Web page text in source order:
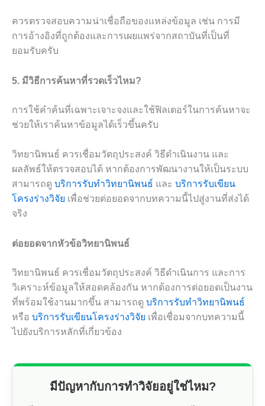
ควรตรวจสอบความน่าเชื่อถือของแหล่งข้อมูล เช่น การมี
การอ้างอิงที่ถูกต้องและการเผยแพร่จากสถาบันที่เป็นที่
ยอมรับครับ
5. มีวิธีการค้นหาที่รวดเร็วไหม?
การใช้คำค้นที่เฉพาะเจาะจงและใช้ฟิลเตอร์ในการค้นหาจะ
ช่วยให้เราค้นหาข้อมูลได้เร็วขึ้นครับ
วิทยานิพนธ์ ควรเชื่อมวัตถุประสงค์ วิธีดำเนินงาน และ
ผลลัพธ์ให้ตรวจสอบได้ หากต้องการพัฒนางานให้เป็นระบบ
สามารถดู บริการรับทำวิทยานิพนธ์ และ บริการรับเขียน
โครงร่างวิจัย เพื่อช่วยต่อยอดจากบทความนี้ไปสู่งานที่ส่งได้
จริง
ต่อยอดจากหัวข้อวิทยานิพนธ์
วิทยานิพนธ์ ควรเชื่อมวัตถุประสงค์ วิธีดำเนินการ และการ
วิเคราะห์ข้อมูลให้สอดคล้องกัน หากต้องการต่อยอดเป็นงาน
ที่พร้อมใช้งานมากขึ้น สามารถดู บริการรับทำวิทยานิพนธ์
หรือ บริการรับเขียนโครงร่างวิจัย เพื่อเชื่อมจากบทความนี้
ไปยังบริการหลักที่เกี่ยวข้อง
มีปัญหากับการทำวิจัยอยู่ใช่ไหม?